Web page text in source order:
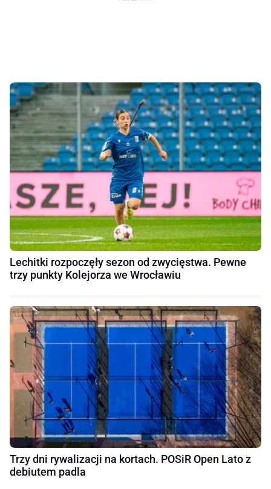
Lechitki rozpoczęły sezon od zwycięstwa. Pewne
trzy punkty Kolejorza we Wrocławiu
Trzy dni rywalizacji na kortach. POSiR Open Lato z
debiutem padla